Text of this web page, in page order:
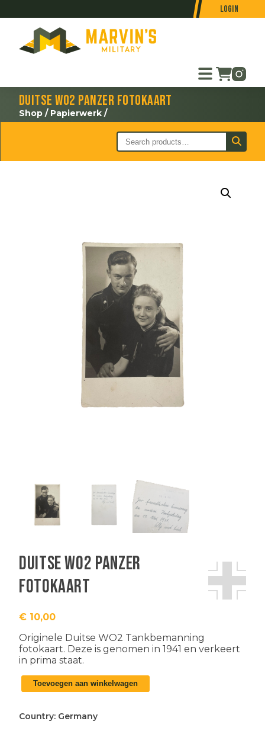
Login
Duitse WO2 Panzer fotokaart
Shop / Papierwerk /
Duitse WO2 Panzer
fotokaart
€ 10,00
Originele Duitse WO2 Tankbemanning
fotokaart. Deze is genomen in 1941 en verkeert
in prima staat.
Duitse
WO2
fotokaart
Toevoegen aan winkelwagen
Country: Germany